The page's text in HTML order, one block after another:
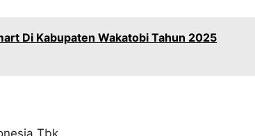
Di Kabupaten Wakatobi Tahun 2025
Tbk